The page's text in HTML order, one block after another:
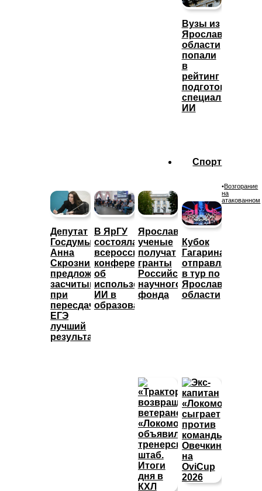
Вузы из
Ярославской
области
попали
в
рейтинг
подготовки
специалистов
ИИ
Депутат
Госдумы
Анна
Скрозникова
предложила
засчитывать
при
пересдаче
ЕГЭ
лучший
результат
В ЯрГУ
состоялась
всероссийская
конференция
об
использовании
ИИ в
образовании
Ярославские
ученые
получат
гранты
Российского
научного
фонда
Спорт
Кубок
Гагарина
отправляется
в тур по
Ярославской
области
•Возгорание
на
атакованном